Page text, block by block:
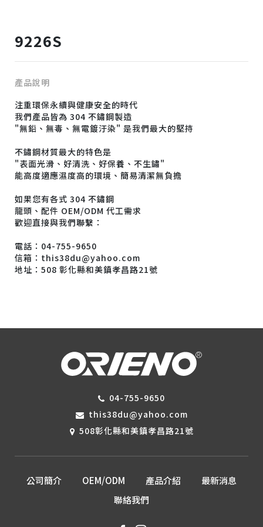
9226S
產品說明
注重環保永續與健康安全的時代
我們產品皆為 304 不鏽鋼製造
"無鉛、無毒、無電鍍汙染" 是我們最大的堅持
不鏽鋼材質最大的特色是
"表面光滑、好清洗、好保養、不生鏽"
能高度適應濕度高的環境、簡易清潔無負擔
如果您有各式 304 不鏽鋼
龍頭、配件 OEM/ODM 代工需求
歡迎直接與我們聯繫：
電話：04-755-9650
信箱：this38du@yahoo.com
地址：508 彰化縣和美鎮孝昌路21號
04-755-9650
this38du@yahoo.com
508彰化縣和美鎮孝昌路21號
公司簡介 OEM/ODM 產品介紹
最新消息
聯絡我們